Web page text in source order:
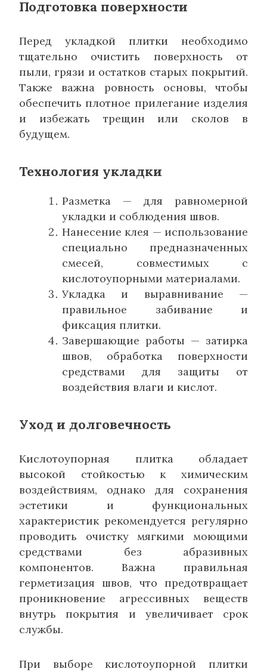
Подготовка поверхности
Перед укладкой плитки необходимо
тщательно очистить поверхность от
пыли, грязи и остатков старых покрытий.
Также важна ровность основы, чтобы
обеспечить плотное прилегание изделия
и избежать трещин или сколов в
будущем.
Технология укладки
Разметка — для равномерной
укладки и соблюдения швов.
Нанесение клея — использование
специально предназначенных
смесей, совместимых с
кислотоупорными материалами.
Укладка и выравнивание —
правильное забивание и
фиксация плитки.
Завершающие работы — затирка
швов, обработка поверхности
средствами для защиты от
воздействия влаги и кислот.
Уход и долговечность
Кислотоупорная плитка обладает
высокой стойкостью к химическим
воздействиям, однако для сохранения
эстетики и функциональных
характеристик рекомендуется регулярно
проводить очистку мягкими моющими
средствами без абразивных
компонентов. Важна правильная
герметизация швов, что предотвращает
проникновение агрессивных веществ
внутрь покрытия и увеличивает срок
службы.
При выборе кислотоупорной плитки